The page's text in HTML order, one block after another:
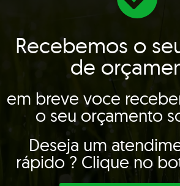
Recebemos o
de
em breve voce
o seu orçamento
Deseja um
rápido ? Clique no